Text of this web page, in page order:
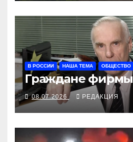
В РОССИИ НАША ТЕМА ОБЩЕСТВО
Граждане фирмы
08.07.2026 РЕДАКЦИЯ